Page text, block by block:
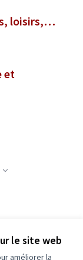
le site web
améliorer la
loisirs,
et